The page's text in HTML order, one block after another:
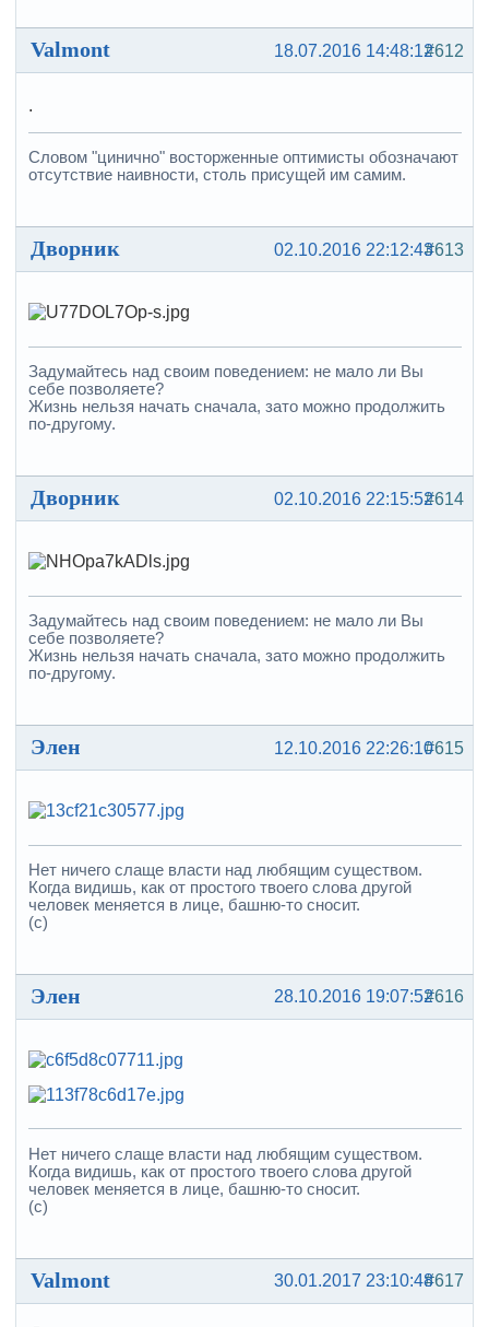
#612
18.07.2016 14:48:12
Valmont
.
Словом "цинично" восторженные оптимисты обозначают
отсутствие наивности, столь присущей им самим.
#613
02.10.2016 22:12:43
Дворник
Задумайтесь над своим поведением: не мало ли Вы
себе позволяете?
Жизнь нельзя начать сначала, зато можно продолжить
по-другому.
#614
02.10.2016 22:15:52
Дворник
Задумайтесь над своим поведением: не мало ли Вы
себе позволяете?
Жизнь нельзя начать сначала, зато можно продолжить
по-другому.
#615
12.10.2016 22:26:10
Элен
Нет ничего слаще власти над любящим существом.
Когда видишь, как от простого твоего слова другой
человек меняется в лице, башню-то сносит.
(с)
#616
28.10.2016 19:07:52
Элен
Нет ничего слаще власти над любящим существом.
Когда видишь, как от простого твоего слова другой
человек меняется в лице, башню-то сносит.
(с)
#617
30.01.2017 23:10:48
Valmont